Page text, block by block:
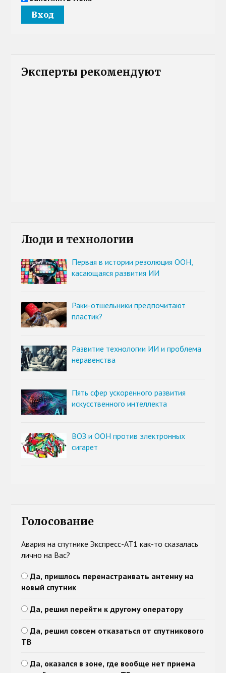
Эксперты рекомендуют
Люди и технологии
Первая в истории резолюция ООН,
касающаяся развития ИИ
Раки-отшельники предпочитают
пластик?
Развитие технологии ИИ и проблема
неравенства
Пять сфер ускоренного развития
искусственного интеллекта
ВОЗ и ООН против электронных
сигарет
Голосование
Авария на спутнике Экспресс-АТ1 как-то сказалась
лично на Вас?
Да, пришлось перенастраивать антенну на
новый спутник
Да, решил перейти к другому оператору
Да, решил совсем отказаться от спутникового
ТВ
Да, оказался в зоне, где вообще нет приема